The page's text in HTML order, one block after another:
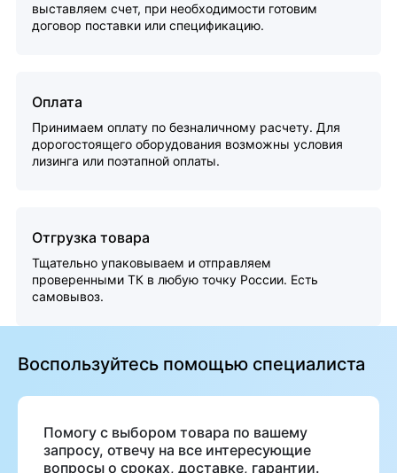
выставляем счет, при необходимости готовим
договор поставки или спецификацию.
Оплата
Принимаем оплату по безналичному расчету. Для
дорогостоящего оборудования возможны условия
лизинга или поэтапной оплаты.
Отгрузка товара
Тщательно упаковываем и отправляем
проверенными ТК в любую точку России. Есть
самовывоз.
Воспользуйтесь помощью специалиста
Помогу с выбором товара по вашему
запросу, отвечу на все интересующие
вопросы о сроках, доставке, гарантии.